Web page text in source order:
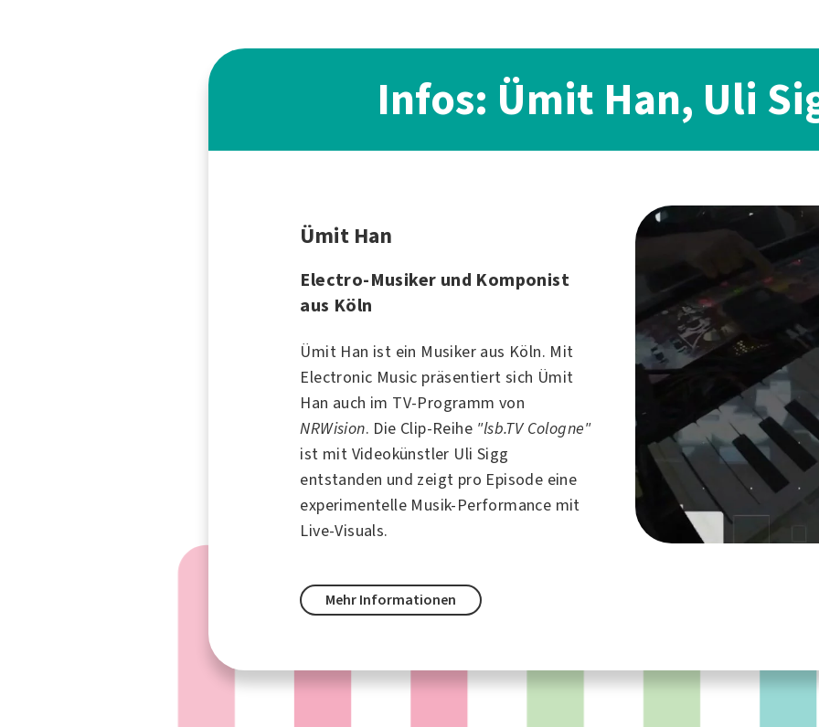
Infos: Ümit Han, Uli
Ümit Han
Electro-Musiker und Komponist
aus Köln
Ümit Han ist ein Musiker aus Köln. Mit
Electronic Music präsentiert sich Ümit
Han auch im TV-Programm von
NRWision. Die Clip-Reihe "lsb.TV Cologne"
ist mit Videokünstler Uli Sigg
entstanden und zeigt pro Episode eine
experimentelle Musik-Performance mit
Live-Visuals.
Mehr Informationen